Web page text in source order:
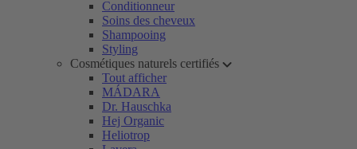
Conditionneur
Soins des cheveux
Shampooing
Styling
Cosmétiques naturels certifiés
Tout afficher
MÁDARA
Dr. Hauschka
Hej Organic
Heliotrop